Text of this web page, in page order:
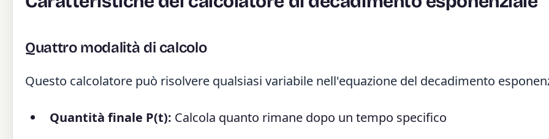
Quattro modalità di calcolo
Questo calcolatore può risolvere qualsiasi variabile nell'equazione del decadimento
Quantità finale P(t): Calcola quanto rimane dopo un tempo specifico